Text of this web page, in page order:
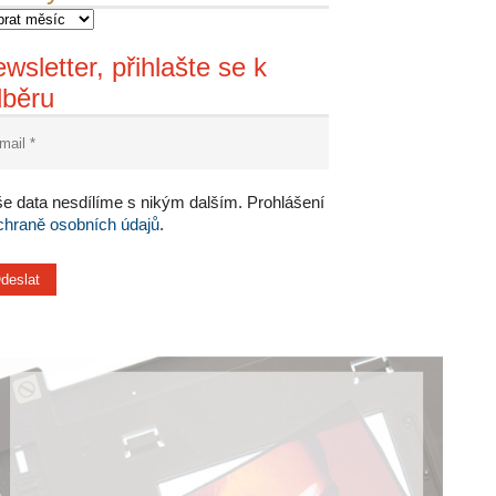
přihlašte se k
data nesdílíme s nikým dalším. Prohlášení
osobních údajů.